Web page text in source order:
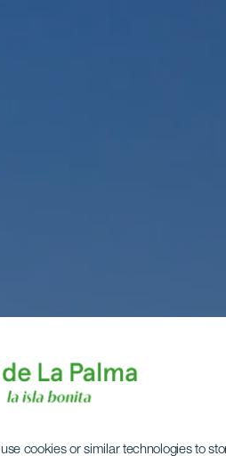
use cookies or similar technologies to